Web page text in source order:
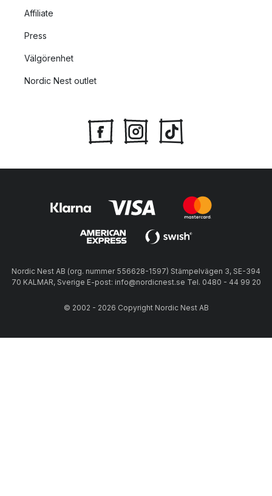
Affiliate
Press
Välgörenhet
Nordic Nest outlet
Nordic Nest AB (org. nummer 556628-1597) Stämpelvägen 3, SE-394
70 KALMAR, Sverige E-post: info@nordicnest.se Tel. 0480 - 44 99 20
© 2002 - 2026 Copyright Nordic Nest AB